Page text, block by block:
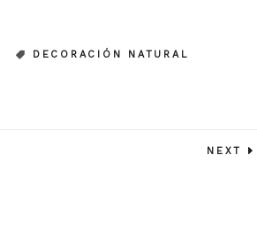
DECORACIÓN NATURAL
NEXT